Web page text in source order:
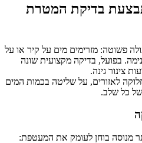
בדיקת המטרת
פשוטה: מזרימים מים על קיר או על
בפועל, בדיקה מקצועית שונה
צינור גינה.
לאזורים, על שליטה בכמות המים
של כל שלב.
מנוסה בוחן לעומק את המעטפת: